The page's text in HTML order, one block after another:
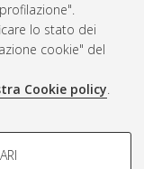
lo stato dei
cookie" del
Cookie policy.